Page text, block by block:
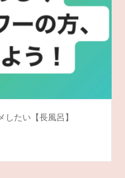
たい【長風呂】